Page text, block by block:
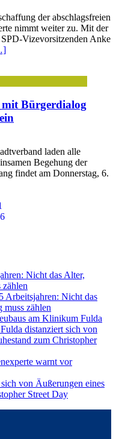
der abschlagsfreien
nimmt weiter zu. Mit der
Vizevorsitzenden Anke
Bürgerdialog
laden alle
Begehung der
findet am Donnerstag, 6.
Nicht das Alter,
zählen
Arbeitsjahren: Nicht das
muss zählen
am Klinikum Fulda
distanziert sich von
zum Christopher
warnt vor
von Äußerungen eines
Street Day